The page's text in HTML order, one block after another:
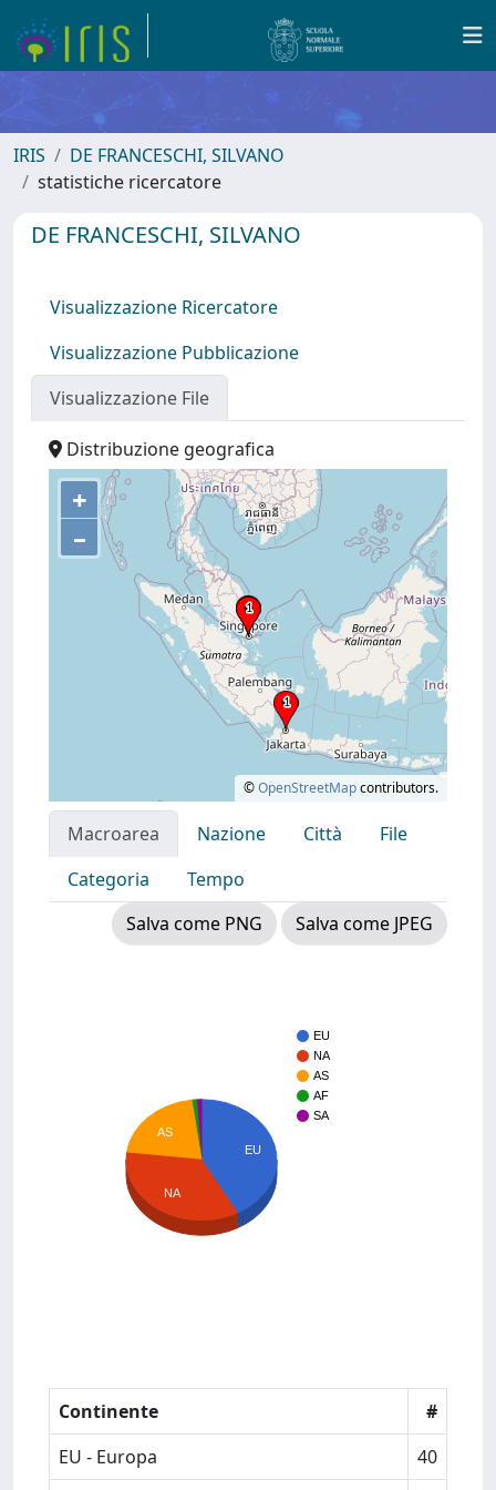
IRIS
DE FRANCESCHI, SILVANO
statistiche ricercatore
DE FRANCESCHI, SILVANO
Visualizzazione Ricercatore
Visualizzazione Pubblicazione
Visualizzazione File
Distribuzione geografica
+
–
©OpenStreetMapcontributors.
Macroarea Nazione Città
File
Categoria
Tempo
Salva come PNG
Salva come JPEG
EU
NA
AS
AF
SA
EU
AS
NA
Continente
#
EU - Europa
40